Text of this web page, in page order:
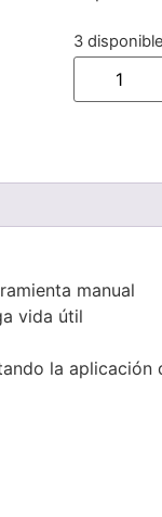
3
manual
vida útil
la aplicación